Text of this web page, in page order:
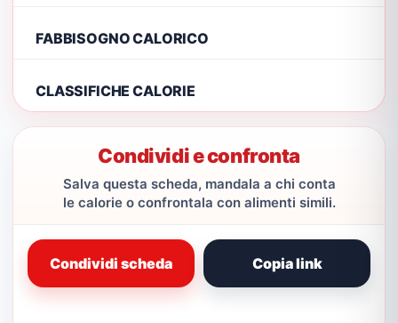
FABBISOGNO CALORICO
CLASSIFICHE CALORIE
Condividi e confronta
Salva questa scheda, mandala a chi conta
le calorie o confrontala con alimenti simili.
Condividi scheda Copia link